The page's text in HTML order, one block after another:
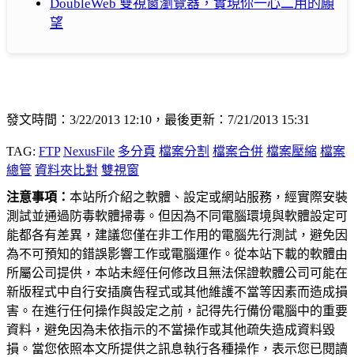
DoubleWeb 雙視窗瀏覽器，實現你一心二用的願
望
發文時間：3/22/2013 12:10，最後更新：7/21/2013 15:31
TAG: FTP NexusFile 多分頁 檔案分割 檔案合併 檔案壓縮 檔案
總管 資料夾比對 雙視窗
注意事項： 本站所介紹之軟體、設定或網站服務，經實際安裝
測試並通過防毒軟體掃毒。但因為不同電腦環境與軟體設定可
能都各有差異，建議您僅在非工作用的電腦先行測試，避免因
為不可預知的錯誤影響工作或電腦運作。從本站下載的軟體由
所屬公司提供，本站未經任何修改且無法保證軟體公司可能在
新版程式中自行安插廣告程式或其他維護不當等因素而造成損
害。在進行任何操作與設定之前，記得先行備份電腦中的重要
資料，避免因為未依指示的不當操作或其他疏失造成資料毀
損。當您依照本文所提供之訊息執行各種操作，表示您已閱讀